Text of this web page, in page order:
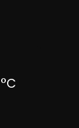
°C